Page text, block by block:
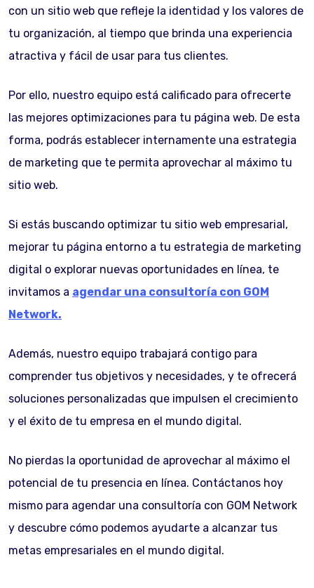
con un sitio web que refleje la identidad y los valores de
tu organización, al tiempo que brinda una experiencia
atractiva y fácil de usar para tus clientes.
Por ello, nuestro equipo está calificado para ofrecerte
las mejores optimizaciones para tu página web. De esta
forma, podrás establecer internamente una estrategia
de marketing que te permita aprovechar al máximo tu
sitio web.
Si estás buscando optimizar tu sitio web empresarial,
mejorar tu página entorno a tu estrategia de marketing
digital o explorar nuevas oportunidades en línea, te
invitamos a agendar una consultoría con GOM
Network.
Además, nuestro equipo trabajará contigo para
comprender tus objetivos y necesidades, y te ofrecerá
soluciones personalizadas que impulsen el crecimiento
y el éxito de tu empresa en el mundo digital.
No pierdas la oportunidad de aprovechar al máximo el
potencial de tu presencia en línea. Contáctanos hoy
mismo para agendar una consultoría con GOM Network
y descubre cómo podemos ayudarte a alcanzar tus
metas empresariales en el mundo digital.